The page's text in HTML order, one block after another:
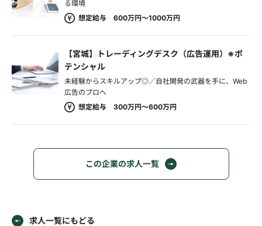
る環境
想定給与 600万円～1000万円
【宮城】トレーディングデスク（広告運用）※ポ
テンシャル
未経験からスキルアップ◎／自社開発の武器を手に、Web
広告のプロへ
想定給与 300万円～600万円
この企業の求人一覧
求人一覧にもどる